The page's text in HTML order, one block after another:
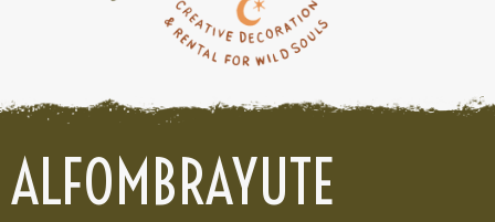
ALFOMBRAYUTE